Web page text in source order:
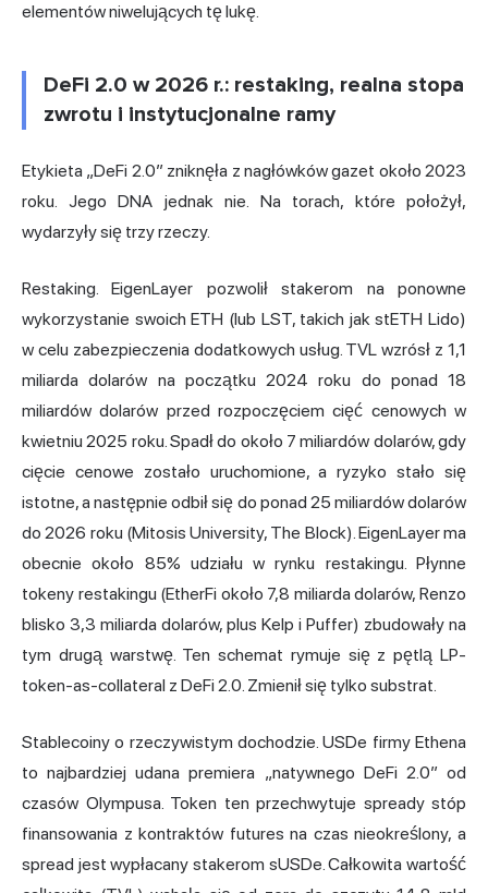
elementów niwelujących tę lukę.
DeFi 2.0 w 2026 r.: restaking, realna stopa
zwrotu i instytucjonalne ramy
Etykieta „DeFi 2.0” zniknęła z nagłówków gazet około 2023
roku. Jego DNA jednak nie. Na torach, które położył,
wydarzyły się trzy rzeczy.
Restaking. EigenLayer pozwolił stakerom na ponowne
wykorzystanie swoich ETH (lub LST, takich jak stETH Lido)
w celu zabezpieczenia dodatkowych usług. TVL wzrósł z 1,1
miliarda dolarów na początku 2024 roku do ponad 18
miliardów dolarów przed rozpoczęciem cięć cenowych w
kwietniu 2025 roku. Spadł do około 7 miliardów dolarów, gdy
cięcie cenowe zostało uruchomione, a ryzyko stało się
istotne, a następnie odbił się do ponad 25 miliardów dolarów
do 2026 roku (Mitosis University, The Block). EigenLayer ma
obecnie około 85% udziału w rynku restakingu. Płynne
tokeny restakingu (EtherFi około 7,8 miliarda dolarów, Renzo
blisko 3,3 miliarda dolarów, plus Kelp i Puffer) zbudowały na
tym drugą warstwę. Ten schemat rymuje się z pętlą LP-
token-as-collateral z DeFi 2.0. Zmienił się tylko substrat.
Stablecoiny o rzeczywistym dochodzie. USDe firmy Ethena
to najbardziej udana premiera „natywnego DeFi 2.0” od
czasów Olympusa. Token ten przechwytuje spready stóp
finansowania z kontraktów futures na czas nieokreślony, a
spread jest wypłacany stakerom sUSDe. Całkowita wartość